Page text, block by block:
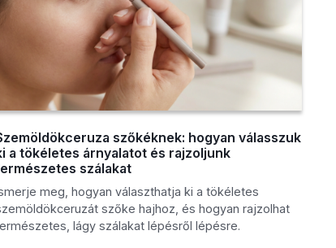
szőkéknek: hogyan válasszuk
a tökéletes árnyalatot és rajzoljunk
szálakat
meg, hogyan választhatja ki a tökéletes
szőke hajhoz, és hogyan rajzolhat
lágy szálakat lépésről lépésre.